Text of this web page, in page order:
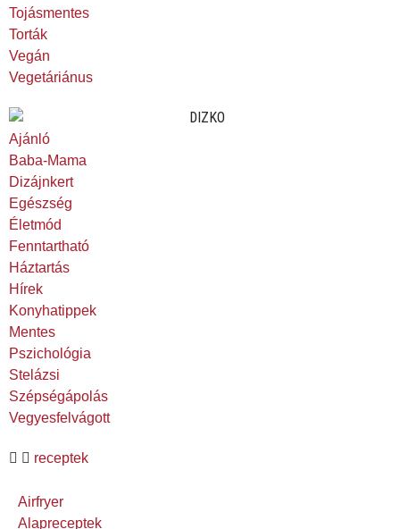
Tojásmentes
Torták
Vegán
Vegetáriánus
Ajánló
Baba-Mama
Dizájnkert
Egészség
Életmód
Fenntartható
Háztartás
Hírek
Konyhatippek
Mentes
Pszichológia
Stelázsi
Szépségápolás
Vegyesfelvágott
receptek
Airfryer
Alapreceptek